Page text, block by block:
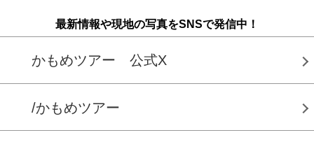
最新情報や現地の写真をSNSで発信中！
かもめツアー 公式X
/かもめツアー